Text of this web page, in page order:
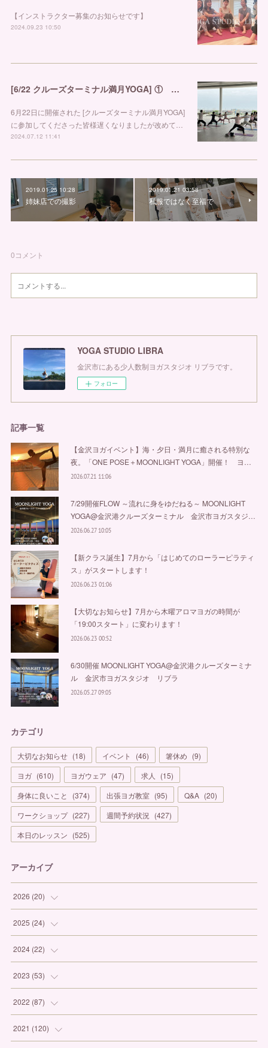
【インストラクター募集のお知らせです】
2024.09.23 10:50
[6/22 クルーズターミナル満月YOGA] ① 金沢市ヨガスタジオ リブラ
6月22日に開催された [クルーズターミナル満月YOGA]
に参加してくださった皆様遅くなりましたが改めて…
2024.07.12 11:41
2019.01.25 10:28
姉妹店での撮影
2019.01.21 03:58
私服ではなく至福で
0コメント
YOGA STUDIO LIBRA
金沢市にある少人数制ヨガスタジオ リブラです。
フォロー
記事一覧
【金沢ヨガイベント】海・夕日・満月に癒される特別な
夜。「ONE POSE＋MOONLIGHT YOGA」開催！ ヨ…
2026.07.21 11:06
7/29開催FLOW ～流れに身をゆだねる～ MOONLIGHT
YOGA@金沢港クルーズターミナル 金沢市ヨガスタジ…
2026.06.27 10:05
【新クラス誕生】7月から「はじめてのローラーピラティ
ス」がスタートします！
2026.06.23 01:06
【大切なお知らせ】7月から木曜アロマヨガの時間が
「19:00スタート」に変わります！
2026.06.23 00:52
6/30開催 MOONLIGHT YOGA@金沢港クルーズターミナ
ル 金沢市ヨガスタジオ リブラ
2026.05.27 09:05
カテゴリ
大切なお知らせ (18) イベント (46) 箸休め (9)
ヨガ (610) ヨガウェア (47) 求人 (15)
身体に良いこと
(374) 出張ヨガ教室 (95) Q&A (20)
ワークショップ (227) 週間予約状況 (427)
本日のレッスン (525)
アーカイブ
2026 (20)
(1
(3
(6
(5
2025 (24)
(1
(7
(3
(4)
2024 (22)
(1
(1
(2)
2023 (53)
(6
(1)
2022 (87)
(12
2021 (120)